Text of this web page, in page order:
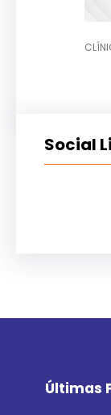
Social
Últimas